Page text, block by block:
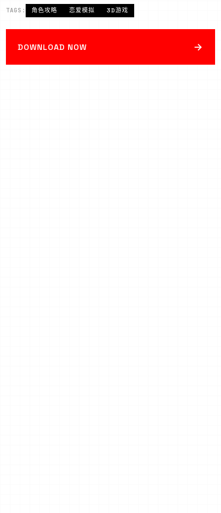
TAGS: 角色攻略 恋爱模拟 3D游戏
DOWNLOAD NOW →